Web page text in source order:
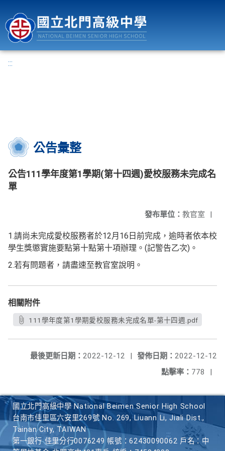
:::
公告彙整
公告111學年度第1學期(第十四週)愛校服務未完成名
單
發布單位： 教官室 |
1.請尚未完成愛校服務者於12月16日前完成，逾時者依本校
學生獎懲實施要點第十點第十項辦理。(記警告乙次)。
2.若有問題者，請盡速至教官室說明。
相關附件
111學年度第1學期愛校服務未完成名單-第十四週.pdf
發佈日期： 2022-12-12
最後更新日期： 2022-12-12
|
點擊率： 778 |
國立北門高級中學 National Beimen Senior High School
台南市佳里區六安里269號 No. 269, Liuann Li, Jiali Dist.,
Tainan City, TAIWAN
第一銀行 佳里分行0076249 帳號：62430090062 戶名：中